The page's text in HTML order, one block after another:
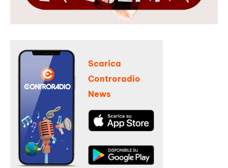
Scarica
Controradio
News